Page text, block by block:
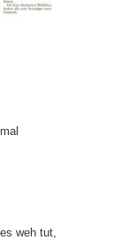
weh tut,